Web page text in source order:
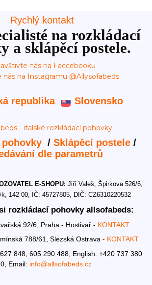
Rychlý kontakt
na rozkládací
a sklápěcí postele.
republika Slovensko
pohovky / Sklápěcí postele/
dle parametrů
E-SHOPU:Jiří Valeš, Špirkova 526/6,
142 00, IČ: 45727805, DIČ: CZ6310220532
rozkládací pohovky allsofabeds:
92/6, Praha - Hostivař - KONTAKT
788/61, Slezská Ostrava - KONTAKT
848, 605 290 488, English: +420 737 380
Email: info@allsofabeds.cz